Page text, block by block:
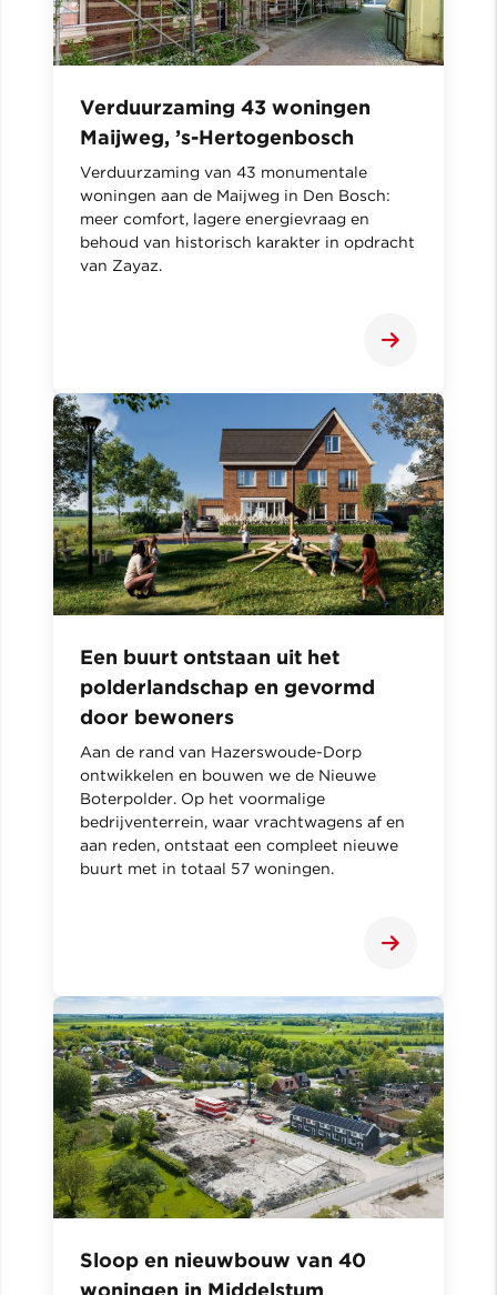
Verduurzaming 43 woningen
Maijweg, ’s-Hertogenbosch
Verduurzaming van 43 monumentale
woningen aan de Maijweg in Den Bosch:
meer comfort, lagere energievraag en
behoud van historisch karakter in opdracht
van Zayaz.
Een buurt ontstaan uit het
polderlandschap en gevormd
door bewoners
Aan de rand van Hazerswoude-Dorp
ontwikkelen en bouwen we de Nieuwe
Boterpolder. Op het voormalige
bedrijventerrein, waar vrachtwagens af en
aan reden, ontstaat een compleet nieuwe
buurt met in totaal 57 woningen.
Sloop en nieuwbouw van 40